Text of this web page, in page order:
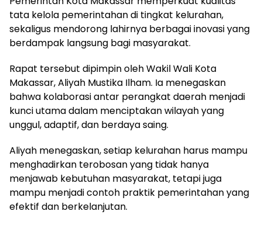
tata kelola pemerintahan di tingkat kelurahan,
sekaligus mendorong lahirnya berbagai inovasi yang
berdampak langsung bagi masyarakat.
Rapat tersebut dipimpin oleh Wakil Wali Kota
Makassar, Aliyah Mustika Ilham. Ia menegaskan
bahwa kolaborasi antar perangkat daerah menjadi
kunci utama dalam menciptakan wilayah yang
unggul, adaptif, dan berdaya saing.
Aliyah menegaskan, setiap kelurahan harus mampu
menghadirkan terobosan yang tidak hanya
menjawab kebutuhan masyarakat, tetapi juga
mampu menjadi contoh praktik pemerintahan yang
efektif dan berkelanjutan.